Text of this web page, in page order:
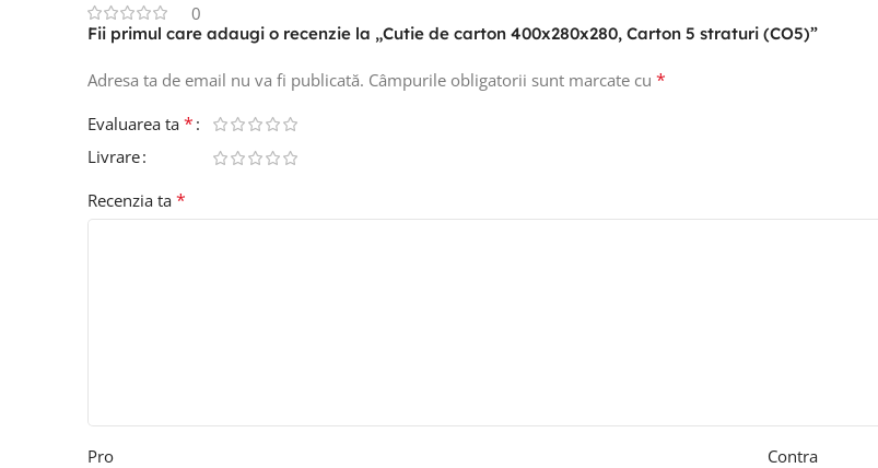
0
Fii primul care adaugi o recenzie la „Cutie de carton 400x280x280, Carton 5 straturi (CO5)”
Adresa ta de email nu va fi publicată. Câmpurile obligatorii sunt marcate cu *
Evaluarea ta *
Livrare
Recenzia ta *
Pro Contra